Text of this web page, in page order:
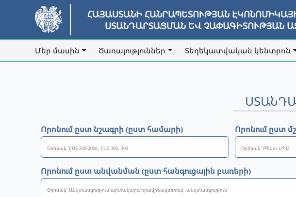
ՀԱՅԱՍՏԱՆԻ ՀԱՆՐԱՊԵՏՈՒԹՅԱՆ
ՍՏԱՆԴԱՐՏԱՑՄԱՆ ԵՎ ՉԱՓԱԳԻՏՈՒԹՅԱՆ
Մեր մասին Ծառայություններ Տեղեկատվական կենտրոն
Որոնում ըստ նշագրի (ըստ համարի) Որոնում ըստ
Որոնում ըստ անվանման (ըստ հանգուցային բառերի)